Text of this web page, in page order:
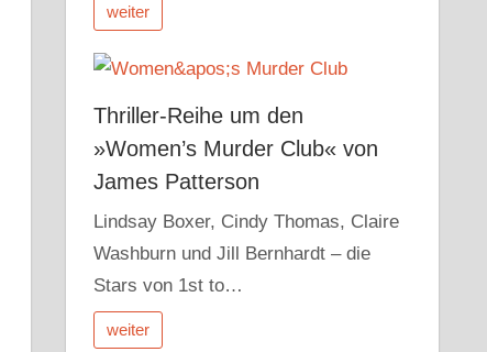
weiter
Thriller-Reihe um den
»Women’s Murder Club« von
James Patterson
Lindsay Boxer, Cindy Thomas, Claire
Washburn und Jill Bernhardt – die
Stars von 1st to…
weiter